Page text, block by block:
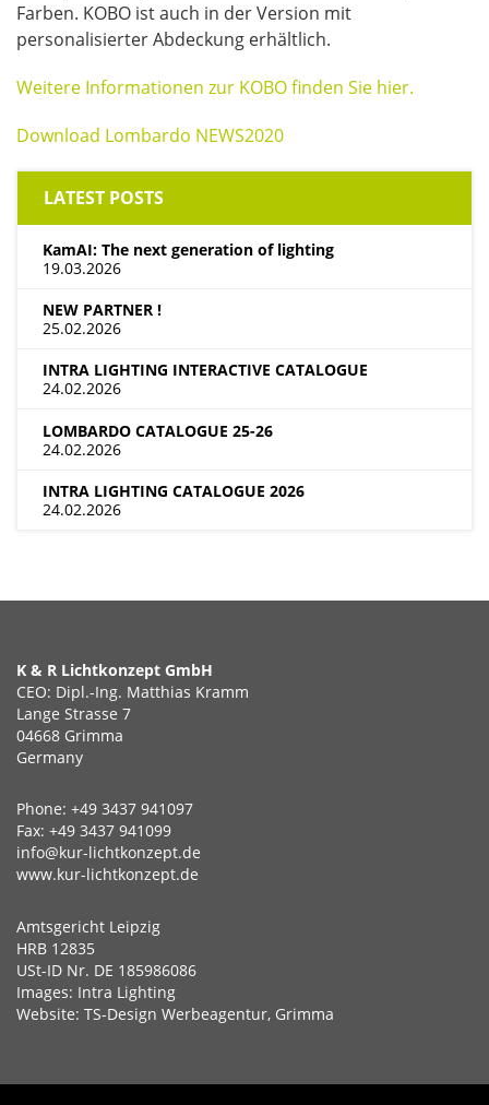
Farben. KOBO ist auch in der Version mit
personalisierter Abdeckung erhältlich.
Weitere Informationen zur KOBO finden Sie hier.
Download Lombardo NEWS2020
LATEST POSTS
KamAI: The next generation of lighting
19.03.2026
NEW PARTNER !
25.02.2026
INTRA LIGHTING INTERACTIVE CATALOGUE
24.02.2026
LOMBARDO CATALOGUE 25-26
24.02.2026
INTRA LIGHTING CATALOGUE 2026
24.02.2026
K & R Lichtkonzept GmbH
CEO: Dipl.-Ing. Matthias Kramm
Lange Strasse 7
04668 Grimma
Germany
Phone: +49 3437 941097
Fax: +49 3437 941099
info@kur-lichtkonzept.de
www.kur-lichtkonzept.de
Amtsgericht Leipzig
HRB 12835
USt-ID Nr. DE 185986086
Images: Intra Lighting
Website: TS-Design Werbeagentur, Grimma